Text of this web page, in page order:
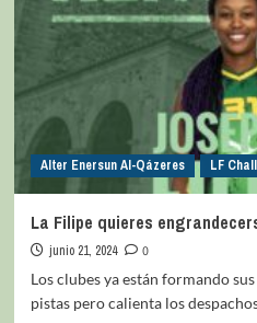
Alter Enersun Al-Qázeres LF
La Filipe quieres
junio 21, 2024
0
Los clubes ya están formando
pistas pero calienta los